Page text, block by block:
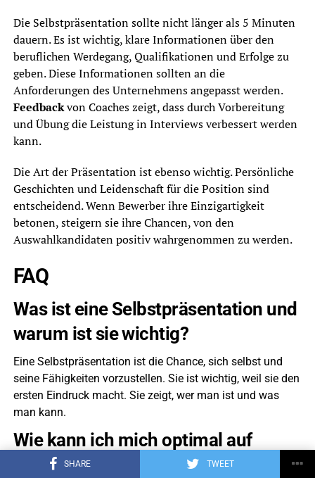
SHARE TWEET
Die Selbstpräsentation sollte nicht länger als 5 Minuten
dauern. Es ist wichtig, klare Informationen über den
beruflichen Werdegang, Qualifikationen und Erfolge zu
geben. Diese Informationen sollten an die
Anforderungen des Unternehmens angepasst werden.
Feedbackvon Coaches zeigt, dass durch Vorbereitung
und Übung die Leistung in Interviews verbessert werden
kann.
Die Art der Präsentation ist ebenso wichtig. Persönliche
Geschichten und Leidenschaft für die Position sind
entscheidend. Wenn Bewerber ihre Einzigartigkeit
betonen, steigern sie ihre Chancen, von den
Auswahlkandidaten positiv wahrgenommen zu werden.
FAQ
Was ist eine Selbstpräsentation und
warum ist sie wichtig?
Eine Selbstpräsentation ist die Chance, sich selbst und
seine Fähigkeiten vorzustellen. Sie ist wichtig, weil sie den
ersten Eindruck macht. Sie zeigt, wer man ist und was
man kann.
Wie kann ich mich optimal auf
meine Selbstpräsentation